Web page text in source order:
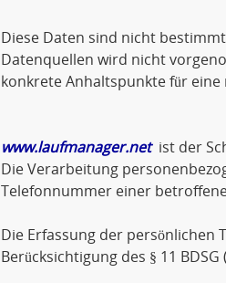
Diese Daten sind nicht
Datenquellen wird nicht
konkrete Anhaltspunkte für
www.laufmanager.netist der
Die Verarbeitung
Telefonnummer einer
Die Erfassung der
Berücksichtigung des § 11